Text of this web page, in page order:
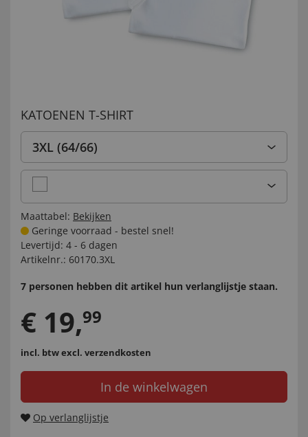
KATOENEN T-SHIRT
3XL (64/66)
Maattabel: Bekijken
Geringe voorraad - bestel snel!
Levertijd: 4 - 6 dagen
Artikelnr.: 60170.3XL
7 personen hebben dit artikel hun verlanglijstje staan.
€ 19,99
incl. btwexcl. verzendkosten
In de winkelwagen
Op verlanglijstje